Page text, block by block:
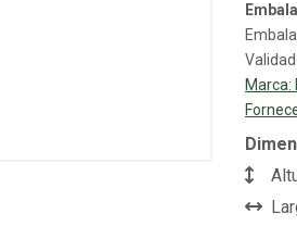
Marca: